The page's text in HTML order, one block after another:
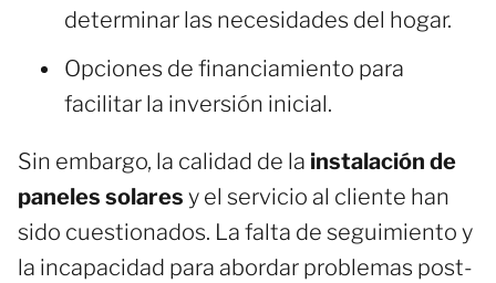
determinar las necesidades del hogar.
Opciones de financiamiento para
facilitar la inversión inicial.
Sin embargo, la calidad de la instalación de
paneles solares y el servicio al cliente han
sido cuestionados. La falta de seguimiento y
la incapacidad para abordar problemas post-